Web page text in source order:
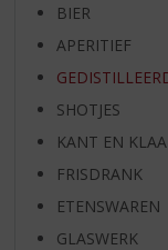
BIER
APERITIEF
SHOTJES
KANT EN
FRISDRANK
ETENSWAREN
GLASWERK